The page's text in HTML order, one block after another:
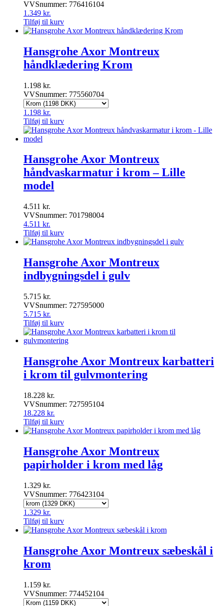
VVSnummer: 776416104
1.349 kr.
Tilføj til kurv
Hansgrohe Axor Montreux
håndklædering Krom
1.198 kr.
VVSnummer: 775560704
1.198 kr.
Tilføj til kurv
Hansgrohe Axor Montreux
håndvaskarmatur i krom – Lille
model
4.511 kr.
VVSnummer: 701798004
4.511 kr.
Tilføj til kurv
Hansgrohe Axor Montreux
indbygningsdel i gulv
5.715 kr.
VVSnummer: 727595000
5.715 kr.
Tilføj til kurv
Hansgrohe Axor Montreux karbatteri
i krom til gulvmontering
18.228 kr.
VVSnummer: 727595104
18.228 kr.
Tilføj til kurv
Hansgrohe Axor Montreux
papirholder i krom med låg
1.329 kr.
VVSnummer: 776423104
1.329 kr.
Tilføj til kurv
Hansgrohe Axor Montreux sæbeskål i
krom
1.159 kr.
VVSnummer: 774452104